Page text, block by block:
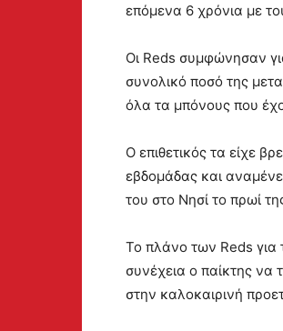
επόμενα 6 χρόνια με
Οι Reds συμφώνησαν
συνολικό ποσό της
όλα τα μπόνους που
Ο επιθετικός τα είχε
εβδομάδας και
του στο Νησί το πρωί
Το πλάνο των Reds για
συνέχεια ο παίκτης να
στην καλοκαιρινή